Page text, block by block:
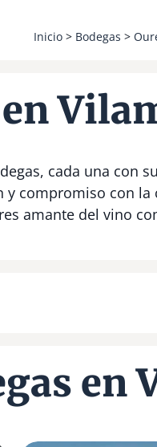
Inicio> Bodegas >
cada una con
compromiso con
amante del vino
en